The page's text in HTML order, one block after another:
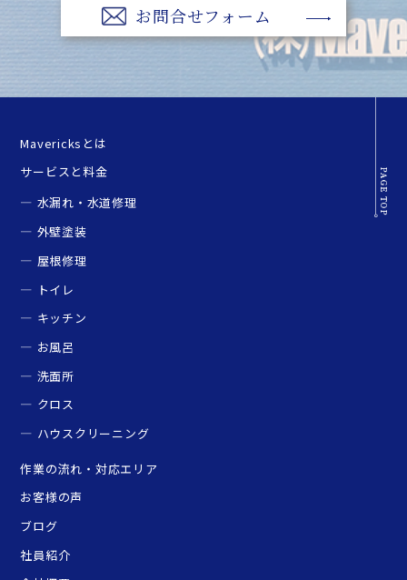
お問合せフォーム
Mavericksとは
サービスと料金
水漏れ・水道修理
外壁塗装
屋根修理
トイレ
キッチン
お風呂
洗面所
クロス
ハウスクリーニング
作業の流れ・対応エリア
お客様の声
ブログ
社員紹介